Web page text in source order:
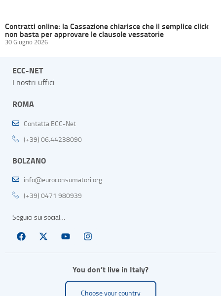
Contratti online: la Cassazione chiarisce che il semplice click
non basta per approvare le clausole vessatorie
30 Giugno 2026
ECC-NET
I nostri uffici
ROMA
Contatta ECC-Net
(+39) 06.44238090
BOLZANO
info@euroconsumatori.org
(+39) 0471 980939
Seguici sui social…
You don’t live in Italy?
Choose your country